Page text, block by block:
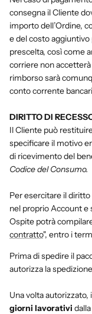
consegna il Cliente
importo dell’Ordine,
e del costo
prescelta, così come
corriere non
rimborso sarà
conto corrente
DIRITTO DI
Il Cliente può
specificare il motivo
di ricevimento del
Codice del Consumo.
Per esercitare il
nel proprio Account e
Ospite potrà
contratto", entro i
Prima di spedire il
autorizza la
Una volta
giorni lavorativi